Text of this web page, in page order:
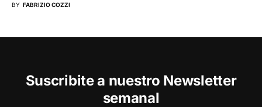
BY FABRIZIO COZZI
Suscribite a nuestro Newsletter
semanal